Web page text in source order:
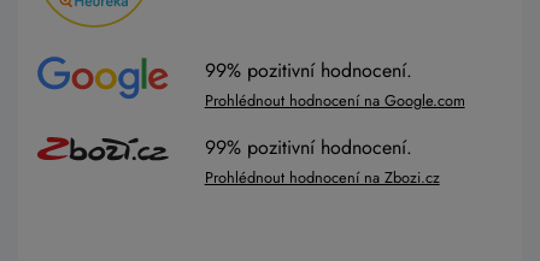
99% pozitivní hodnocení.
Prohlédnout hodnocení na Google.com
99% pozitivní hodnocení.
Prohlédnout hodnocení na Zbozi.cz